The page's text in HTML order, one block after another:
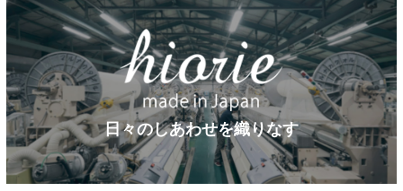
日々のしあわせを織りなす